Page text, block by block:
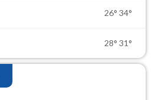
26° 34°
28° 31°